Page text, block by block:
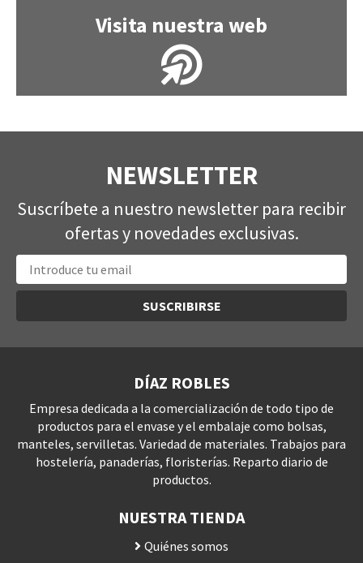
Visita nuestra web
NEWSLETTER
Suscríbete a nuestro newsletter para recibir
ofertas y novedades exclusivas.
SUSCRIBIRSE
DÍAZ ROBLES
Empresa dedicada a la comercialización de todo tipo de
productos para el envase y el embalaje como bolsas,
manteles, servilletas. Variedad de materiales. Trabajos para
hostelería, panaderías, floristerías. Reparto diario de
productos.
NUESTRA TIENDA
Quiénes somos